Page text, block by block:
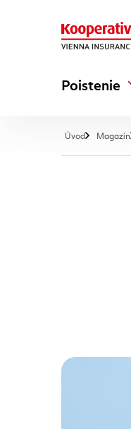
Poistenie
Úvod Magazín